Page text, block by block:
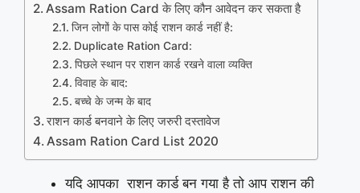
Assam Ration Card के लिए कौन आवेदन कर सकता है
जिन लोगों के पास कोई राशन कार्ड नहीं है:
Duplicate Ration Card:
पिछले स्थान पर राशन कार्ड रखने वाला व्यक्ति
विवाह के बाद:
बच्चे के जन्म के बाद
राशन कार्ड बनवाने के लिए जरुरी दस्‍तावेज
Assam Ration Card List 2020
यदि आपका राशन कार्ड बन गया है तो आप राशन की